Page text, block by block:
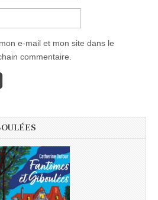
e-mail et mon site dans le
commentaire.